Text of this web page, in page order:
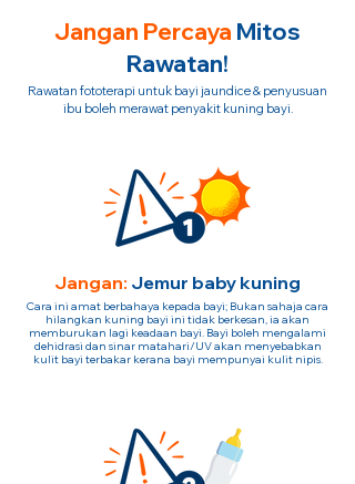
Jangan Percaya Mitos
Rawatan!
Rawatan fototerapi untuk bayi jaundice & penyusuan
ibu boleh merawat penyakit kuning bayi.
Jangan: Jemur baby kuning
Cara ini amat berbahaya kepada bayi; Bukan sahaja cara
hilangkan kuning bayi ini tidak berkesan, ia akan
memburukan lagi keadaan bayi. Bayi boleh mengalami
dehidrasi dan sinar matahari/UV akan menyebabkan
kulit bayi terbakar kerana bayi mempunyai kulit nipis.